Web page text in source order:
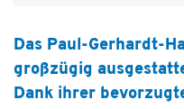
Das Paul-Gerhardt-
großzügig
Dank ihrer